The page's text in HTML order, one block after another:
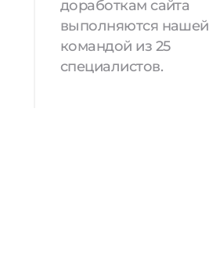
доработкам сайта
выполняются нашей
командой из 25
специалистов.